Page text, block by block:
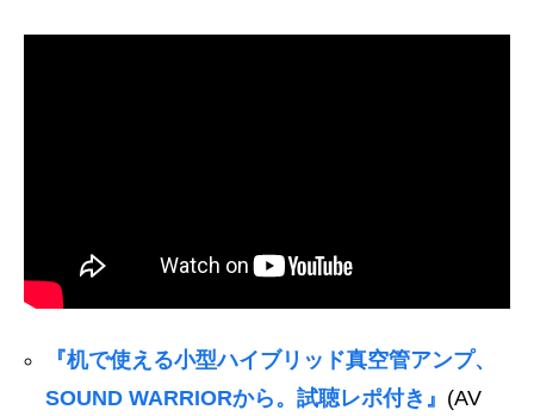
『机で使える小型ハイブリッド真空管アンプ、
SOUND WARRIORから。試聴レポ付き』 (AV